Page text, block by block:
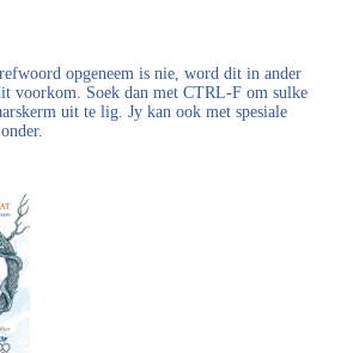
opgeneem is nie, word dit in ander
voorkom. Soek dan met CTRL-F om sulke
uit te lig. Jy kan ook met spesiale